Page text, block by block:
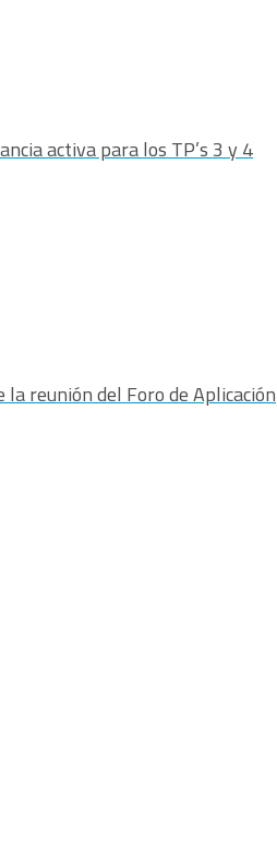
activa para los TP’s 3 y 4
la reunión del Foro de Aplicación